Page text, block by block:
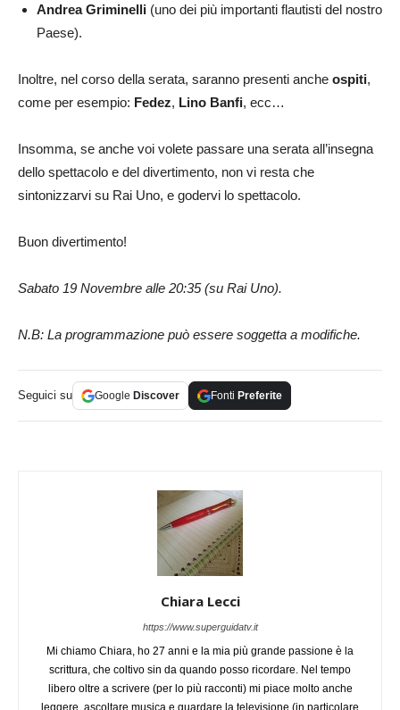
Andrea Griminelli (uno dei più importanti flautisti del nostro
Paese).
Inoltre, nel corso della serata, saranno presenti anche ospiti,
come per esempio: Fedez, Lino Banfi, ecc…
Insomma, se anche voi volete passare una serata all’insegna
dello spettacolo e del divertimento, non vi resta che
sintonizzarvi su Rai Uno, e godervi lo spettacolo.
Buon divertimento!
Sabato 19 Novembre alle 20:35 (su Rai Uno).
N.B: La programmazione può essere soggetta a modifiche.
Seguici su Google Discover Fonti Preferite
Chiara Lecci
https://www.superguidatv.it
Mi chiamo Chiara, ho 27 anni e la mia più grande passione è la
scrittura, che coltivo sin da quando posso ricordare. Nel tempo
libero oltre a scrivere (per lo più racconti) mi piace molto anche